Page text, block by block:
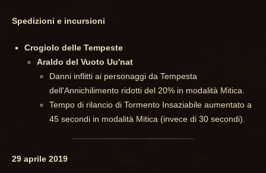
Spedizioni e incursioni
Crogiolo delle Tempeste
Araldo del Vuoto Uu'nat
Danni inflitti ai personaggi da Tempesta
dell'Annichilimento ridotti del 20% in modalità Mitica.
Tempo di rilancio di Tormento Insaziabile aumentato a
45 secondi in modalità Mitica (invece di 30 secondi).
29 aprile 2019